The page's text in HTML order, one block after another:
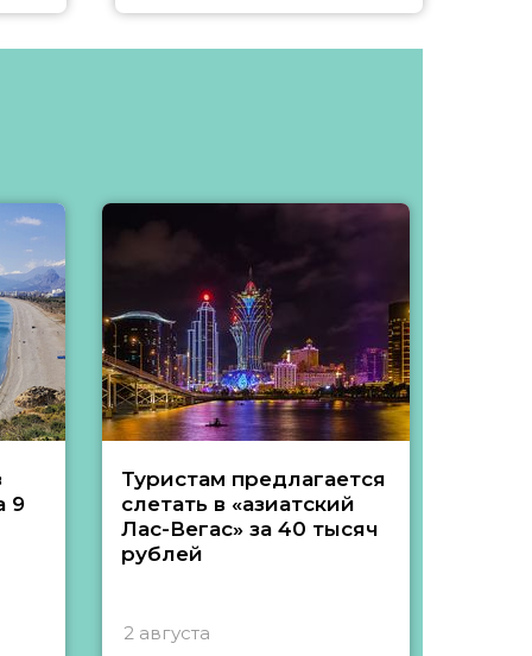
9
Туристам предлагается
слетать в «азиатский
Лас-Вегас» за 40 тысяч
рублей
2 августа